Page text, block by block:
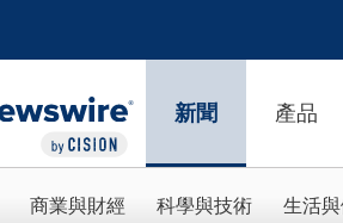
新聞 產品
商業與財經 科學與技術 生活